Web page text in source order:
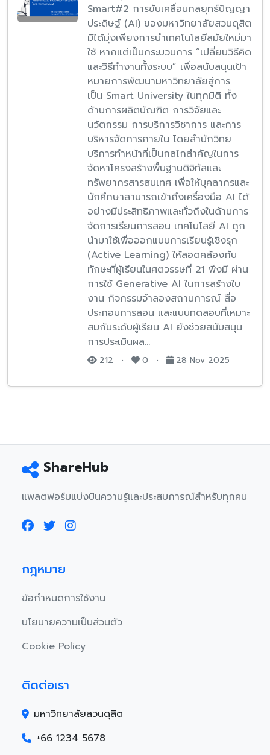
Smart#2 การขับเคลื่อนกลยุทธ์ปัญญา
ประดิษฐ์ (AI) ของมหาวิทยาลัยสวนดุสิต
มิได้มุ่งเพียงการนำเทคโนโลยีสมัยใหม่มา
ใช้ หากแต่เป็นกระบวนการ “เปลี่ยนวิธีคิด
และวิธีทำงานทั้งระบบ” เพื่อสนับสนุนเป้า
หมายการพัฒนามหาวิทยาลัยสู่การ
เป็น Smart University ในทุกมิติ ทั้ง
ด้านการผลิตบัณฑิต การวิจัยและ
นวัตกรรม การบริการวิชาการ และการ
บริหารจัดการภายใน โดยสำนักวิทย
บริการทำหน้าที่เป็นกลไกสำคัญในการ
จัดหาโครงสร้างพื้นฐานดิจิทัลและ
ทรัพยากรสารสนเทศ เพื่อให้บุคลากรและ
นักศึกษาสามารถเข้าถึงเครื่องมือ AI ได้
อย่างมีประสิทธิภาพและทั่วถึงในด้านการ
จัดการเรียนการสอน เทคโนโลยี AI ถูก
นำมาใช้เพื่อออกแบบการเรียนรู้เชิงรุก
(Active Learning) ให้สอดคล้องกับ
ทักษะที่ผู้เรียนในศตวรรษที่ 21 พึงมี ผ่าน
การใช้ Generative AI ในการสร้างใบ
งาน กิจกรรมจำลองสถานการณ์ สื่อ
ประกอบการสอน และแบบทดสอบที่เหมาะ
สมกับระดับผู้เรียน AI ยังช่วยสนับสนุน
การประเมินผล…
212 • 0 • 28 Nov 2025
ShareHub
แพลตฟอร์มแบ่งปันความรู้และประสบการณ์สำหรับทุกคน
กฎหมาย
ข้อกำหนดการใช้งาน
นโยบายความเป็นส่วนตัว
Cookie Policy
ติดต่อเรา
มหาวิทยาลัยสวนดุสิต
+66 1234 5678